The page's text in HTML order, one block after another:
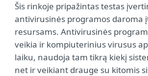
Šis rinkoje pripažintas testas
antivirusinės programos daroma
resursams. Antivirusinės
veikia ir kompiuterinius virusus
laiku, naudoja tam tikrą kiekį
net ir veikiant drauge su kitomis